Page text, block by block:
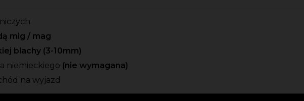
mig / mag
blachy (3-10mm)
niemieckiego (nie wymagana)
na wyjazd